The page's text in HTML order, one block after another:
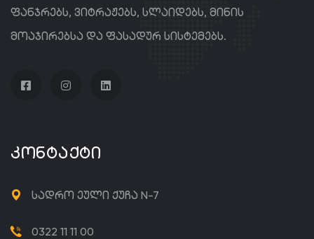
ფანჯრებს, ვიტრაჟებს, სლაიდებს, მინის
მოაჯირებსა და ფასადურ სისტემებს.
ᲙᲝᲜᲢᲐᲥᲢᲘ
სადრო ეული ქუჩა N-7
0322 11 11 00